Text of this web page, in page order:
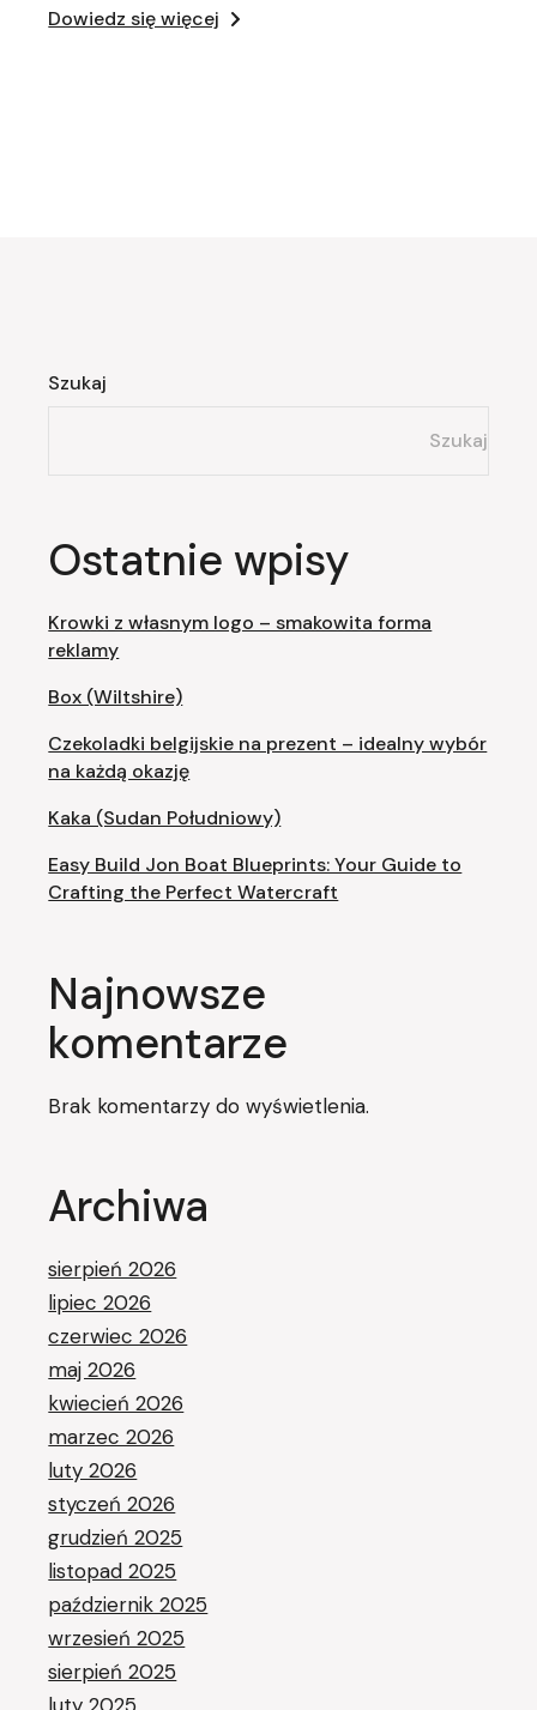
Dowiedz się więcej
Szukaj
Szukaj
Ostatnie wpisy
Krowki z własnym logo – smakowita forma
reklamy
Box (Wiltshire)
Czekoladki belgijskie na prezent – idealny wybór
na każdą okazję
Kaka (Sudan Południowy)
Easy Build Jon Boat Blueprints: Your Guide to
Crafting the Perfect Watercraft
Najnowsze
komentarze
Brak komentarzy do wyświetlenia.
Archiwa
sierpień 2026
lipiec 2026
czerwiec 2026
maj 2026
kwiecień 2026
marzec 2026
luty 2026
styczeń 2026
grudzień 2025
listopad 2025
październik 2025
wrzesień 2025
sierpień 2025